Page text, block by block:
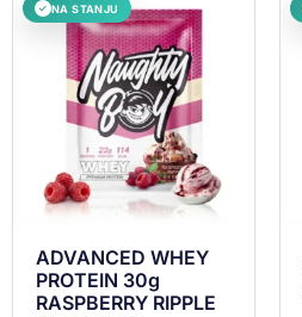
✓ NA STANJU
ADVANCED WHEY
PROTEIN 30g
RASPBERRY RIPPLE